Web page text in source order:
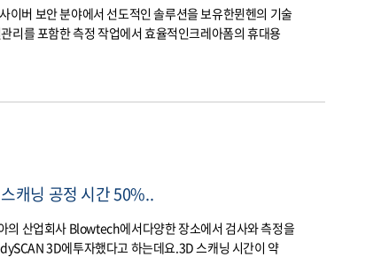
이버 보안 분야에서 선도적인 솔루션을 보유한뮌헨의 기술
를 포함한 측정 작업에서 효율적인크레아폼의 휴대용
캐닝 공정 시간 50%..
의 산업회사 Blowtech에서다양한 장소에서 검사와 측정을
3D에투자했다고 하는데요.3D 스캐닝 시간이 약